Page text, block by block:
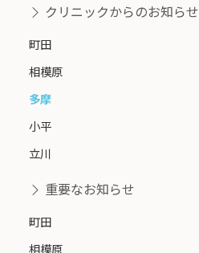
クリニックからのお知らせ
町田
相模原
多摩
小平
立川
重要なお知らせ
町田
相模原